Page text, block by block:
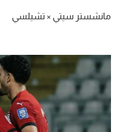
مانشستر سيتي × تشيلسي